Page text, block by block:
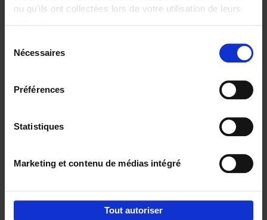
ou qu'ils ont collectées lors de votre utilisation de leurs
Nécessaires
Préférences
Statistiques
Marketing et contenu de médias intégré
Tout autoriser
Digital marketing like a PRO -
completely revised edition (EN)